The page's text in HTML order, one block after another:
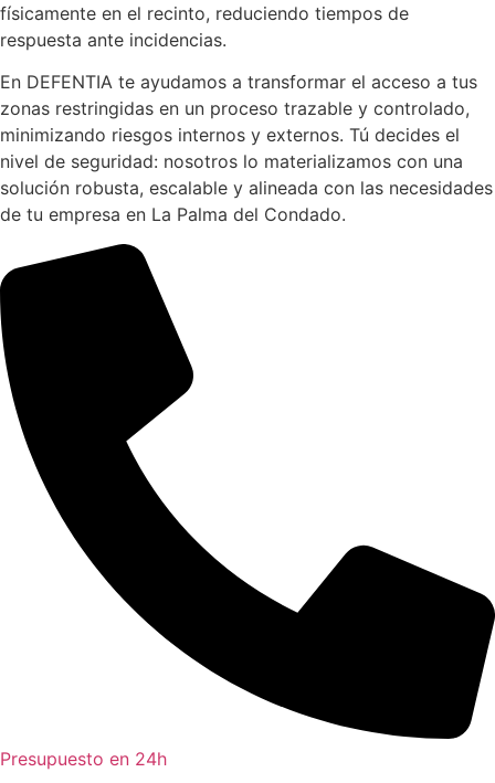
físicamente en el recinto, reduciendo tiempos de
respuesta ante incidencias.
En DEFENTIA te ayudamos a transformar el acceso a tus
zonas restringidas en un proceso trazable y controlado,
minimizando riesgos internos y externos. Tú decides el
nivel de seguridad: nosotros lo materializamos con una
solución robusta, escalable y alineada con las necesidades
de tu empresa en La Palma del Condado.
Presupuesto en 24h